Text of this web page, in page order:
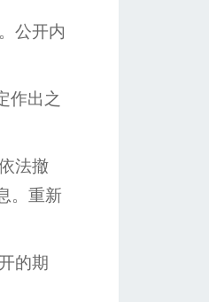
公开内
作出之
法撤
。重新
的期